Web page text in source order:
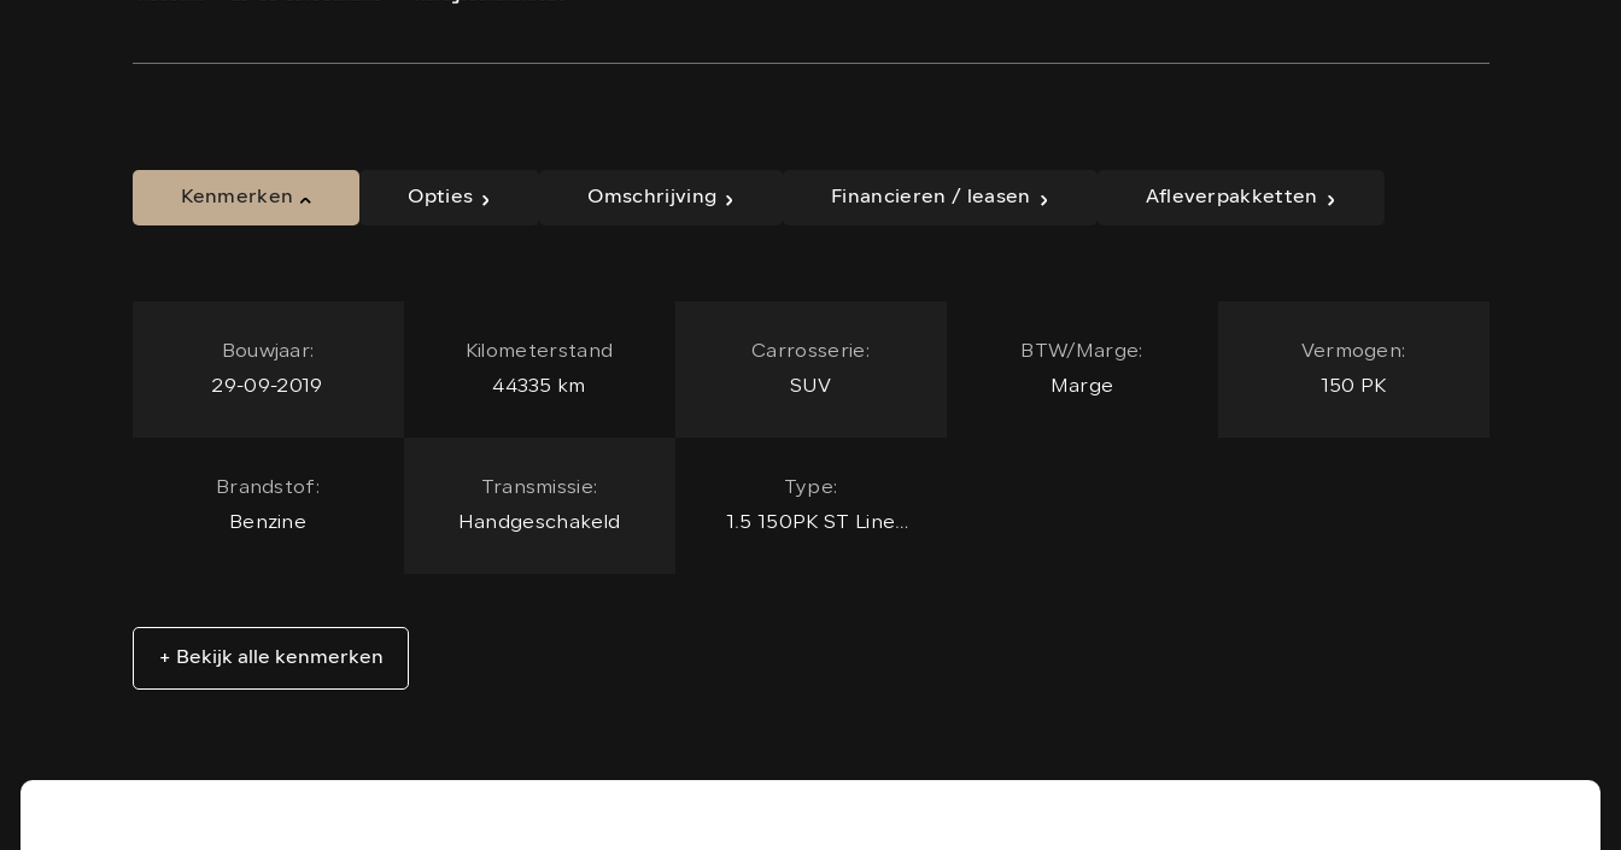
Kenmerken Opties Omschrijving Financieren / leasen Afleverpakketten
Bouwjaar:
29-09-2019
Kilometerstand
44335 km
Carrosserie:
SUV
BTW/Marge:
Marge
Vermogen:
150 PK
Brandstof:
Benzine
Transmissie:
Handgeschakeld
Type:
1.5 150PK ST Line
+ Bekijk alle kenmerken